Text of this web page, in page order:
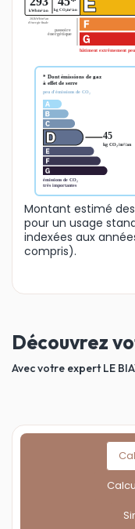
Montant estimé
pour un usage
indexées aux
compris).
Découvrez
Avec votre expert LE